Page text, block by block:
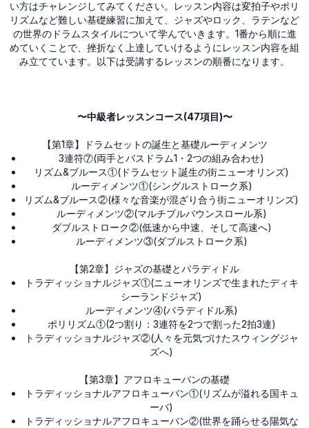
い方はチャレンジしてみてください。レッスン内容は変拍子やポリ
リズムなど難しい基礎練習に加えて、ジャズやロック、ラテンなど
の世界のドラムスタイルについて学んでいきます。1番から順に進
めていくことで、挫折なく上達していけるようにレッスン内容を組
み立てています。以下は受講するレッスンの順番になります。
〜中級者レッスンコース(47項目)〜
【第1章】ドラムセットの誕生と基礎ルーディメンツ
3連符⑦(両手とバスドラム1・2つの組み合わせ)
リズム&ブルース①(ドラムセット誕生の街ニューオリンズ)
ルーディメンツ①(シングルストローク系)
リズム&ブルース②(様々な音楽が混ざり合う街ニューオリンズ)
ルーディメンツ②(マルチプルバウンスロール系)
ダブルストローク②(低速から中速、そして高速へ)
ルーディメンツ③(ダブルストローク系)
【第2章】ジャズの基礎とパラディドル
トラディッショナルジャズ①(ニューオリンズで生まれたディキ
シーランドジャズ)
ルーディメンツ④(パラディドル系)
ポリリズム①(2つ割り：3連符を2つで割った2拍3連)
トラディッショナルジャズ②(人々を元気づけたスウィングジャ
ズへ)
【第3章】アフロキューバンの基礎
トラディッショナルアフロキューバン①(リズムが溢れる国キュ
ーバ)
トラディッショナルアフロキューバン②(世界を踊らせる陽気な